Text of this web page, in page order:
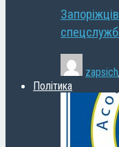
zapsich,
Політика